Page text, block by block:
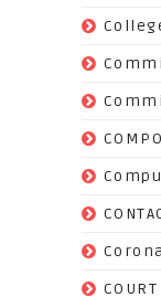
Corona
COURT